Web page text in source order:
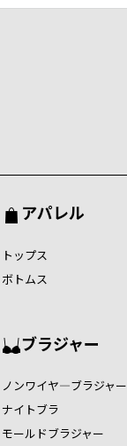
アパレル
トップス
ボトムス
ブラジャー
ノンワイヤ―ブラジャー
ナイトブラ
モールドブラジャー